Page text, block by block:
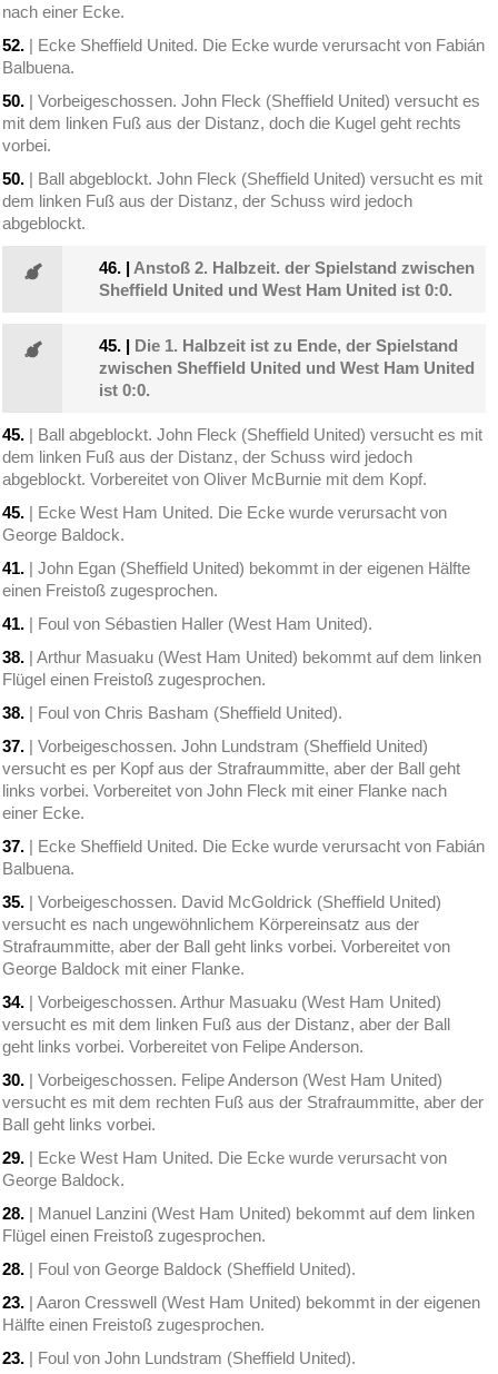
nach einer Ecke.
52. | Ecke Sheffield United. Die Ecke wurde verursacht von Fabián
Balbuena.
50. | Vorbeigeschossen. John Fleck (Sheffield United) versucht es
mit dem linken Fuß aus der Distanz, doch die Kugel geht rechts
vorbei.
50. | Ball abgeblockt. John Fleck (Sheffield United) versucht es mit
dem linken Fuß aus der Distanz, der Schuss wird jedoch
abgeblockt.
46. | Anstoß 2. Halbzeit. der Spielstand zwischen
Sheffield United und West Ham United ist 0:0.
45. | Die 1. Halbzeit ist zu Ende, der Spielstand
zwischen Sheffield United und West Ham United
ist 0:0.
45. | Ball abgeblockt. John Fleck (Sheffield United) versucht es mit
dem linken Fuß aus der Distanz, der Schuss wird jedoch
abgeblockt. Vorbereitet von Oliver McBurnie mit dem Kopf.
45. | Ecke West Ham United. Die Ecke wurde verursacht von
George Baldock.
41. | John Egan (Sheffield United) bekommt in der eigenen Hälfte
einen Freistoß zugesprochen.
41. | Foul von Sébastien Haller (West Ham United).
38. | Arthur Masuaku (West Ham United) bekommt auf dem linken
Flügel einen Freistoß zugesprochen.
38. | Foul von Chris Basham (Sheffield United).
37. | Vorbeigeschossen. John Lundstram (Sheffield United)
versucht es per Kopf aus der Strafraummitte, aber der Ball geht
links vorbei. Vorbereitet von John Fleck mit einer Flanke nach
einer Ecke.
37. | Ecke Sheffield United. Die Ecke wurde verursacht von Fabián
Balbuena.
35. | Vorbeigeschossen. David McGoldrick (Sheffield United)
versucht es nach ungewöhnlichem Körpereinsatz aus der
Strafraummitte, aber der Ball geht links vorbei. Vorbereitet von
George Baldock mit einer Flanke.
34. | Vorbeigeschossen. Arthur Masuaku (West Ham United)
versucht es mit dem linken Fuß aus der Distanz, aber der Ball
geht links vorbei. Vorbereitet von Felipe Anderson.
30. | Vorbeigeschossen. Felipe Anderson (West Ham United)
versucht es mit dem rechten Fuß aus der Strafraummitte, aber der
Ball geht links vorbei.
29. | Ecke West Ham United. Die Ecke wurde verursacht von
George Baldock.
28. | Manuel Lanzini (West Ham United) bekommt auf dem linken
Flügel einen Freistoß zugesprochen.
28. | Foul von George Baldock (Sheffield United).
23. | Aaron Cresswell (West Ham United) bekommt in der eigenen
Hälfte einen Freistoß zugesprochen.
23. | Foul von John Lundstram (Sheffield United).